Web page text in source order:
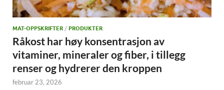
MAT-OPPSKRIFTER / PRODUKTER
Råkost har høy konsentrasjon av
vitaminer, mineraler og fiber, i tillegg
renser og hydrerer den kroppen
februar 23, 2026